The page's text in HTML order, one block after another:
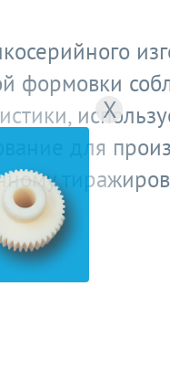
формовки
для
X